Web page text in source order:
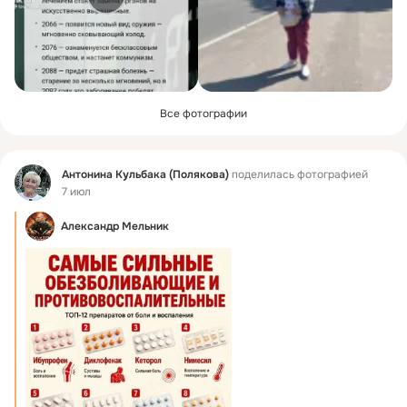
Все фотографии
Фид Антонина Кульбака (Полякова)поделилась фотографией
7 июл
Александр Мельник